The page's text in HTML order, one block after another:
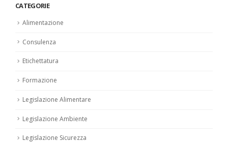
CATEGORIE
Alimentazione
Consulenza
Etichettatura
Formazione
Legislazione Alimentare
Legislazione Ambiente
Legislazione Sicurezza